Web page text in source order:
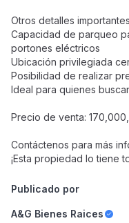
Otros detalles
Capacidad de parqueo
portones eléctricos
Ubicación privilegiada
Posibilidad de realizar
Ideal para quienes
Precio de venta:
Contáctenos para más
¡Esta propiedad lo tiene
Publicado por
A&G Bienes Raices